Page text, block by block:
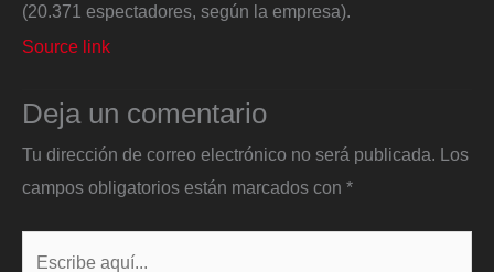
(20.371 espectadores, según la empresa).
Source link
Deja un comentario
Tu dirección de correo electrónico no será publicada.
Los
campos obligatorios están marcados con *